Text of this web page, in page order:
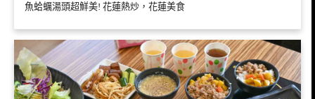
魚蛤蠣湯頭超鮮美! 花蓮熱炒，花蓮美食